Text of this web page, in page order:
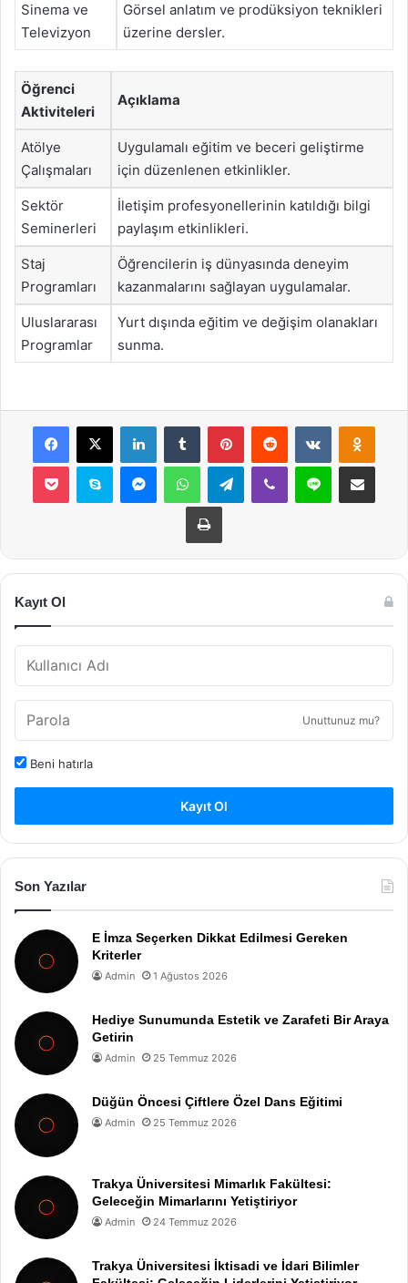
Sinema ve
Televizyon
Görsel anlatım ve prodüksiyon teknikleri
üzerine dersler.
Öğrenci
Aktiviteleri
Açıklama
Atölye
Çalışmaları
Uygulamalı eğitim ve beceri geliştirme
için düzenlenen etkinlikler.
Sektör
Seminerleri
İletişim profesyonellerinin katıldığı bilgi
paylaşım etkinlikleri.
Staj
Programları
Öğrencilerin iş dünyasında deneyim
kazanmalarını sağlayan uygulamalar.
Uluslararası
Programlar
Yurt dışında eğitim ve değişim olanakları
sunma.
Facebook
X LinkedInTumblr PinterestReddit VKontakte
Pocket Skype MessengerWhatsAppTelegramViber Line E-Posta ile
Yazdır
Kayıt Ol
Unuttunuz mu?
Beni hatırla
Kayıt Ol
Son Yazılar
E İmza Seçerken Dikkat Edilmesi Gereken
Kriterler
Admin 1 Ağustos 2026
Hediye Sunumunda Estetik ve Zarafeti Bir Araya
Getirin
Admin 25 Temmuz 2026
Düğün Öncesi Çiftlere Özel Dans Eğitimi
Admin 25 Temmuz 2026
Trakya Üniversitesi Mimarlık Fakültesi:
Geleceğin Mimarlarını Yetiştiriyor
Admin 24 Temmuz 2026
Trakya Üniversitesi İktisadi ve İdari Bilimler